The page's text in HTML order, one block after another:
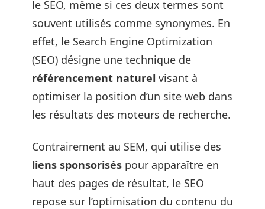
le SEO, même si ces deux termes sont
souvent utilisés comme synonymes. En
effet, le Search Engine Optimization
(SEO) désigne une technique de
référencement naturel visant à
optimiser la position d’un site web dans
les résultats des moteurs de recherche.
Contrairement au SEM, qui utilise des
liens sponsorisés pour apparaître en
haut des pages de résultat, le SEO
repose sur l’optimisation du contenu du